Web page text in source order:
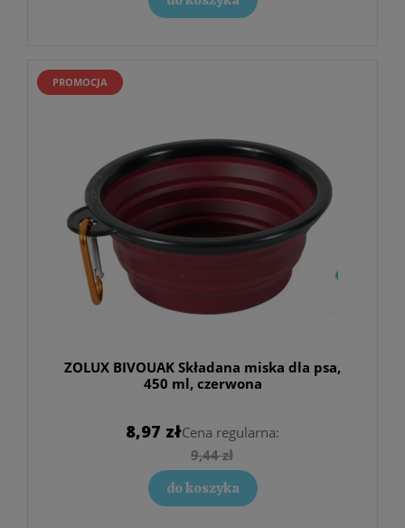
ZOLUX BIVOUAK Składana miska dla psa,
450 ml, czerwona
8,97 złCena regularna:
9,44 zł
do koszyka
PROMOCJA